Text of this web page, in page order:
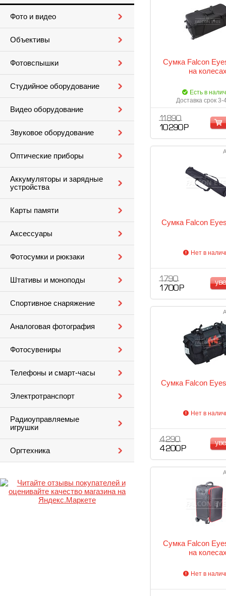
Фото и видео
Объективы
Фотовспышки
Студийное оборудование
Видео оборудование
Звуковое оборудование
Оптические приборы
Аккумуляторы и зарядные
устройства
Карты памяти
Аксессуары
Фотосумки и рюкзаки
Штативы и моноподы
Спортивное снаряжение
Аналоговая фотография
Фотосувениры
Телефоны и смарт-часы
Электротранспорт
Радиоуправляемые
игрушки
Оргтехника
Сумка Falcon
на
Есть в
Доставка срок 3-
11 890
10 290 Р
Сумка Falcon
Нет в
1 790
1 700 Р
Сумка Falcon
Нет в
4 290
4 200 Р
Сумка Falcon
на
Нет в